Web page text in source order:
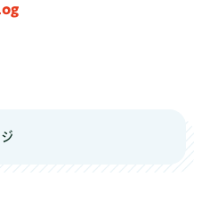
グ
策コース